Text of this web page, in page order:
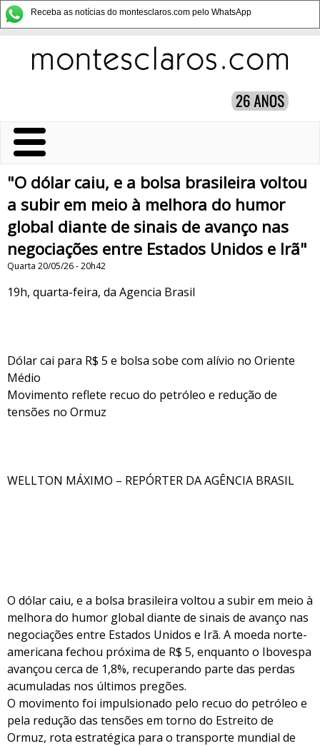
Receba as notícias do montesclaros.com pelo WhatsApp
"O dólar caiu, e a bolsa brasileira voltou
a subir em meio à melhora do humor
global diante de sinais de avanço nas
negociações entre Estados Unidos e Irã"
Quarta 20/05/26 - 20h42
19h, quarta-feira, da Agencia Brasil
Dólar cai para R$ 5 e bolsa sobe com alívio no Oriente
Médio
Movimento reflete recuo do petróleo e redução de
tensões no Ormuz
WELLTON MÁXIMO – REPÓRTER DA AGÊNCIA BRASIL
O dólar caiu, e a bolsa brasileira voltou a subir em meio à
melhora do humor global diante de sinais de avanço nas
negociações entre Estados Unidos e Irã. A moeda norte-
americana fechou próxima de R$ 5, enquanto o Ibovespa
avançou cerca de 1,8%, recuperando parte das perdas
acumuladas nos últimos pregões.
O movimento foi impulsionado pelo recuo do petróleo e
pela redução das tensões em torno do Estreito de
Ormuz, rota estratégica para o transporte mundial de